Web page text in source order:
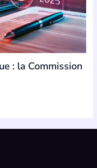
: la Commission